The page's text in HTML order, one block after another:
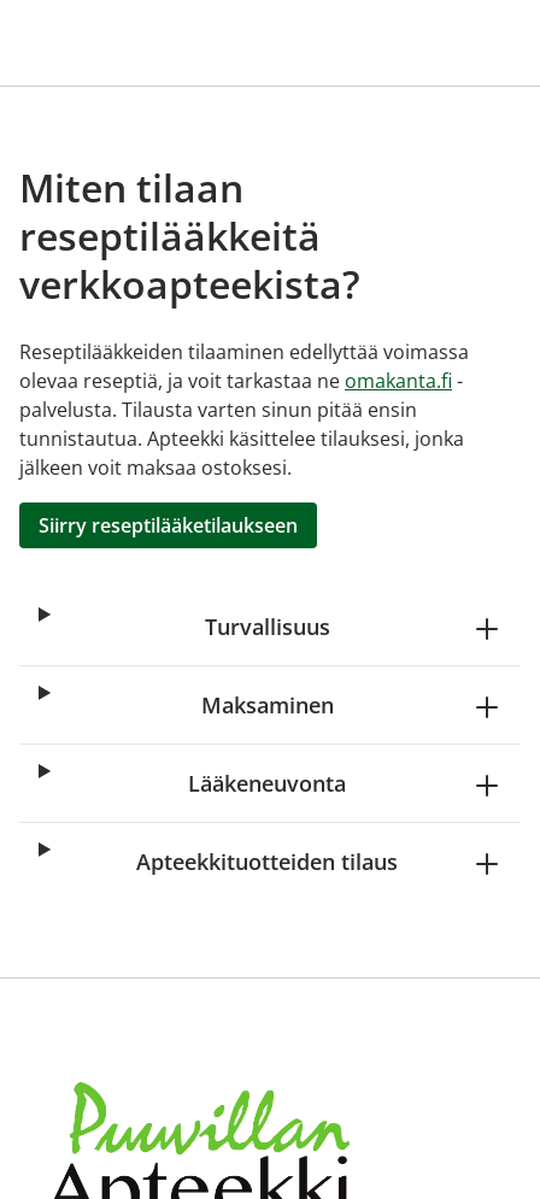
Miten tilaan
reseptilääkkeitä
verkkoapteekista?
Reseptilääkkeiden tilaaminen edellyttää voimassa
olevaa reseptiä, ja voit tarkastaa ne omakanta.fi -
palvelusta. Tilausta varten sinun pitää ensin
tunnistautua. Apteekki käsittelee tilauksesi, jonka
jälkeen voit maksaa ostoksesi.
Siirry reseptilääketilaukseen
Turvallisuus
Maksaminen
Lääkeneuvonta
Apteekkituotteiden tilaus